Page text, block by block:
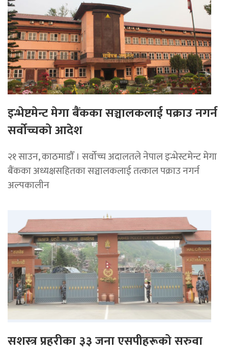
इन्भेष्टमेन्ट मेगा बैंकका सञ्चालकलाई पक्राउ नगर्न
सर्वोच्चको आदेश
२१ साउन, काठमाडाैँ । सर्वोच्च अदालतले नेपाल इन्भेस्टमेन्ट मेगा
बैंकका अध्यक्षसहितका सञ्चालकलाई तत्काल पक्राउ नगर्न
अल्पकालीन
सशस्त्र प्रहरीका ३३ जना एसपीहरूको सरुवा